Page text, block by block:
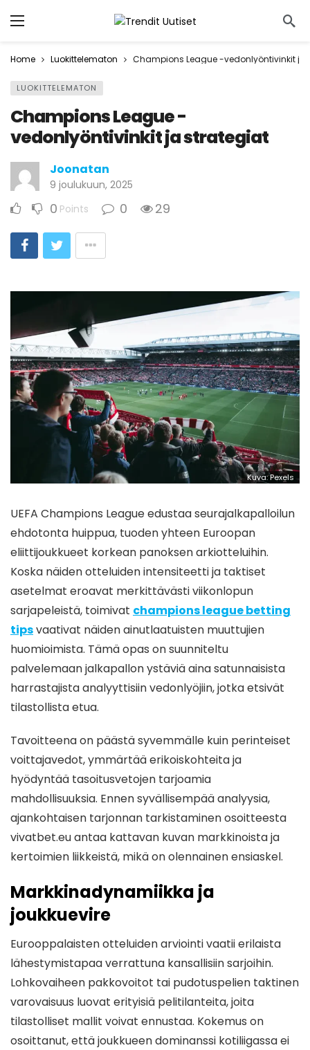
Home Luokittelematon Champions League -vedonlyöntivinkit ja
LUOKITTELEMATON
Champions League -
vedonlyöntivinkit ja strategiat
Joonatan
9 joulukuun, 2025
0 Points 0 29
Kuva: Pexels
UEFA Champions League edustaa seurajalkapalloilun
ehdotonta huippua, tuoden yhteen Euroopan
eliittijoukkueet korkean panoksen arkiotteluihin.
Koska näiden otteluiden intensiteetti ja taktiset
asetelmat eroavat merkittävästi viikonlopun
sarjapeleistä, toimivat champions league betting
tipsvaativat näiden ainutlaatuisten muuttujien
huomioimista. Tämä opas on suunniteltu
palvelemaan jalkapallon ystäviä aina satunnaisista
harrastajista analyyttisiin vedonlyöjiin, jotka etsivät
tilastollista etua.
Tavoitteena on päästä syvemmälle kuin perinteiset
voittajavedot, ymmärtää erikoiskohteita ja
hyödyntää tasoitusvetojen tarjoamia
mahdollisuuksia. Ennen syvällisempää analyysia,
ajankohtaisen tarjonnan tarkistaminen osoitteesta
vivatbet.eu antaa kattavan kuvan markkinoista ja
kertoimien liikkeistä, mikä on olennainen ensiaskel.
Markkinadynamiikka ja
joukkuevire
Eurooppalaisten otteluiden arviointi vaatii erilaista
lähestymistapaa verrattuna kansallisiin sarjoihin.
Lohkovaiheen pakkovoitot tai pudotuspelien taktinen
varovaisuus luovat erityisiä pelitilanteita, joita
tilastolliset mallit voivat ennustaa. Kokemus on
osoittanut, että joukkueen dominanssi kotiliigassa ei